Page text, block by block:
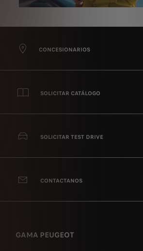
CONCESIONARIOS
SOLICITAR CATÁLOGO
SOLICITAR TEST DRIVE
CONTACTANOS
GAMA PEUGEOT